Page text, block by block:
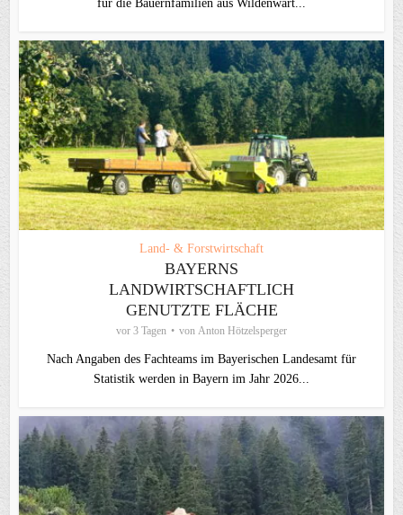
für die Bauernfamilien aus Wildenwart...
Land- & Forstwirtschaft
BAYERNS
LANDWIRTSCHAFTLICH
GENUTZTE FLÄCHE
vor 3 Tagen von Anton Hötzelsperger
Nach Angaben des Fachteams im Bayerischen Landesamt für
Statistik werden in Bayern im Jahr 2026...